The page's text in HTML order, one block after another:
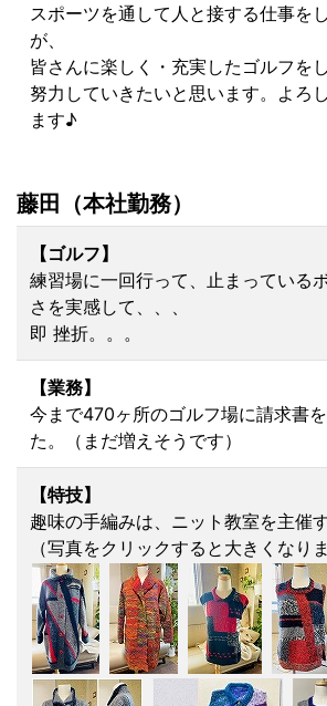
スポーツを通して人と接する仕事を
が、
皆さんに楽しく・充実したゴルフを
努力していきたいと思います。よろ
ます♪
藤田（本社勤務）
【ゴルフ】
練習場に一回行って、止まっている
さを実感して、、、
即 挫折。。。
【業務】
今まで470ヶ所のゴルフ場に請求書
た。（まだ増えそうです）
【特技】
趣味の手編みは、ニット教室を主催
（写真をクリックすると大きくなりま